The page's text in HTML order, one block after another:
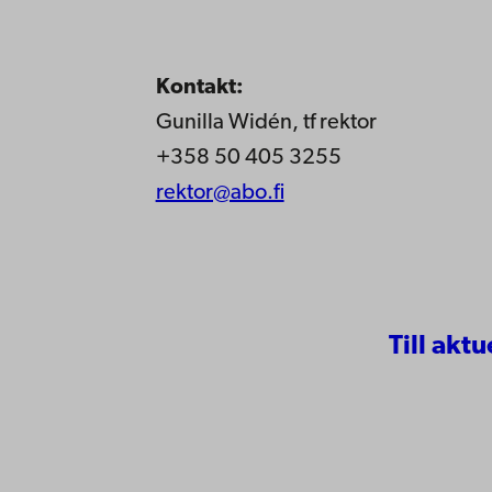
Kontakt:
Gunilla Widén, tf rektor
+358 50 405 3255
rektor@abo.fi
Till